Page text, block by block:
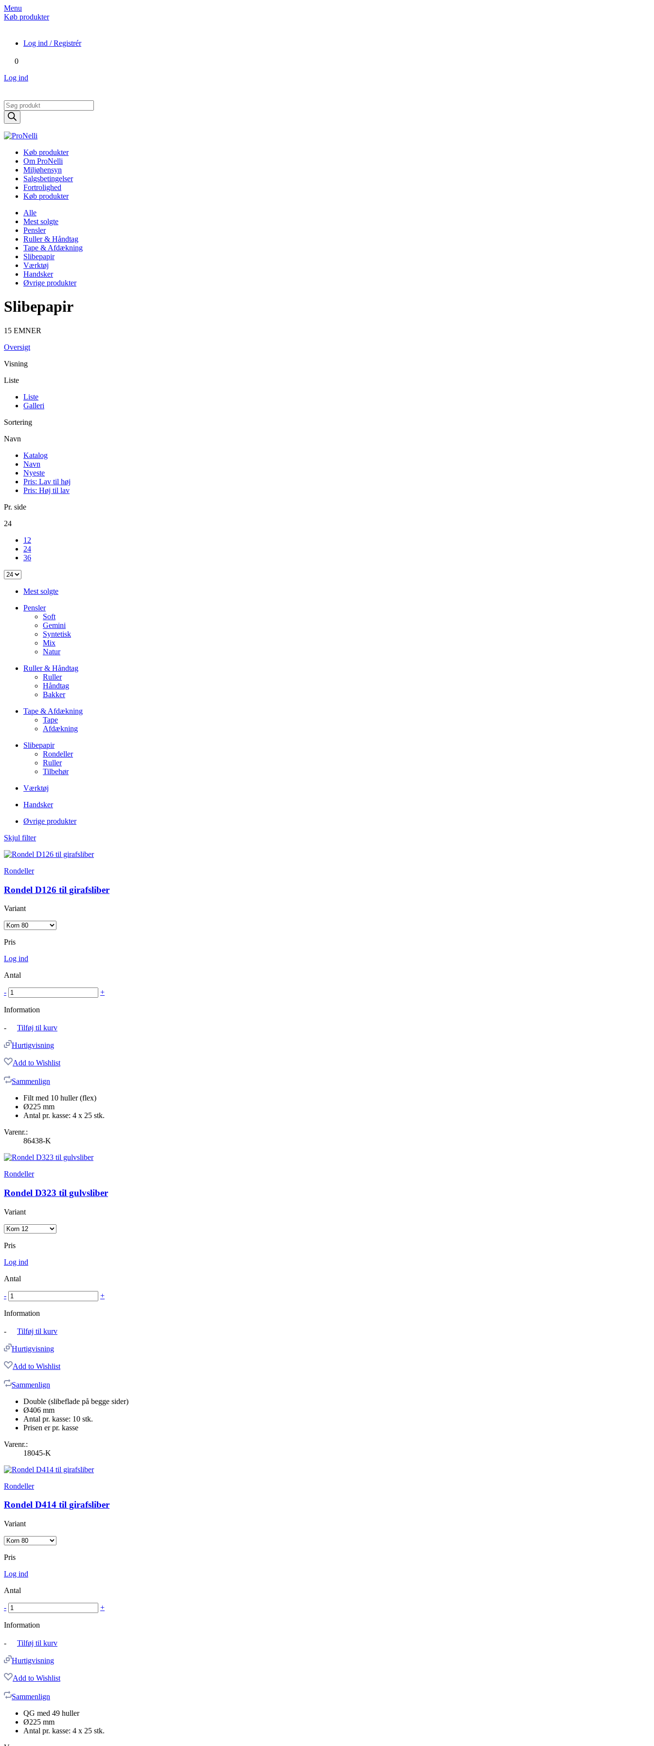
Menu
Køb produkter
Log ind / Registrér
0
Log ind
Products
search
Køb produkter
Om ProNelli
Miljøhensyn
Salgsbetingelser
Fortrolighed
Køb produkter
Alle
Mest solgte
Pensler
Ruller & Håndtag
Tape & Afdækning
Slibepapir
Værktøj
Handsker
Øvrige produkter
Slibepapir
15 EMNER
Oversigt
Visning
Liste
Liste
Galleri
Sortering
Navn
Katalog
Navn
Nyeste
Pris: Lav til høj
Pris: Høj til lav
Pr. side
24
12
24
36
Mest solgte
Pensler
Soft
Gemini
Syntetisk
Mix
Natur
Ruller & Håndtag
Ruller
Håndtag
Bakker
Tape & Afdækning
Tape
Afdækning
Slibepapir
Rondeller
Ruller
Tilbehør
Værktøj
Handsker
Øvrige produkter
Skjul filter
Rondeller
Rondel D126 til girafsliber
Variant
Pris
Log ind
Antal
- +
Information
- Tilføj til kurv
Hurtigvisning
Add to Wishlist
Sammenlign
Filt med 10 huller (flex)
Ø225 mm
Antal pr. kasse: 4 x 25 stk.
Varenr.:
86438-K
Rondeller
Rondel D323 til gulvsliber
Variant
Pris
Log ind
Antal
- +
Information
- Tilføj til kurv
Hurtigvisning
Add to Wishlist
Sammenlign
Double (slibeflade på begge sider)
Ø406 mm
Antal pr. kasse: 10 stk.
Prisen er pr. kasse
Varenr.:
18045-K
Rondeller
Rondel D414 til girafsliber
Variant
Pris
Log ind
Antal
- +
Information
- Tilføj til kurv
Hurtigvisning
Add to Wishlist
Sammenlign
QG med 49 huller
Ø225 mm
Antal pr. kasse: 4 x 25 stk.